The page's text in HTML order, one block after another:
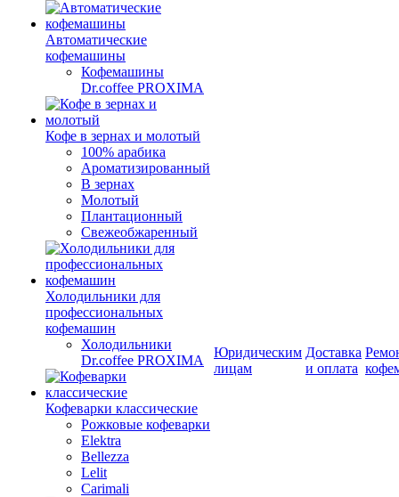
Автоматические
кофемашины
Кофемашины
Dr.coffee PROXIMA
Кофе в зернах и молотый
100% арабика
Ароматизированный
В зернах
Молотый
Плантационный
Свежеобжаренный
Холодильники для
профессиональных
кофемашин
Холодильники
Dr.coffee PROXIMA
Кофеварки классические
Рожковые кофеварки
Elektra
Bellezza
Lelit
Carimali
Юридическим
лицам
Доставка
и оплата